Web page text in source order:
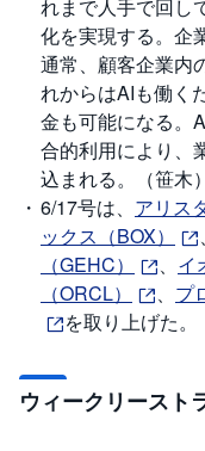
く
り
っ
く
株
3
6
5)
店
頭
C
F
D
S
T(
セ
リ
テ
ィ
れまで人手で回し
化を実現する。企
通常、顧客企業内
れからはAIも働く
金も可能になる。
合的利用により、
込まれる。（笹木）
6/17号は、 アリス
ックス（BOX）
、
（GEHC）
、 イ
（ORCL）
、 プ
を取り上げた。
ウィークリースト